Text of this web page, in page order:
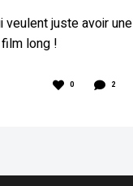
juste avoir une
long !
0 2